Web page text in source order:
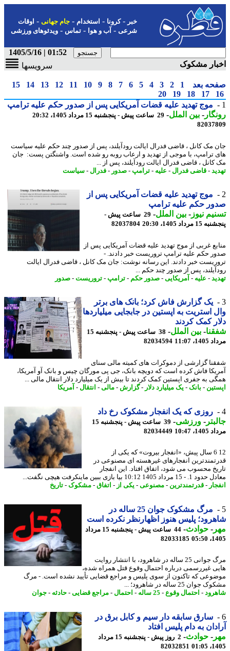
-کرونا-استخدام- جام جهانی-اوقات
شرعی-آب و هوا-تماس-ویدئوهای ورزشی
01:52 | 1405/5/16
مشکوک
سرویسها
بعد 1
2
3
4
5
6
7
8
9
10
11
12
13
14
15
17
18
19
20
موج تهدید علیه قضات آمریکایی پس از صدور حکم علیه ترامپ
-بین الملل-29 ساعت پیش - پنجشنبه 15 مرداد 1405، 20:32
مک کانل ، قاضی فدرال ایالت رودآیلند، پس از صدور چند حکم علیه سیاست
ترامپ، با موجی از تهدید و ارعاب روبه رو شده است. واشنگتن پست: جان
، قاضی فدرال ایالت رودآیلند، پس از ...
-قاضی فدرال- علیه -ترامپ -صدور-فدرال- سیاست
موج تهدید علیه قضات آمریکایی پس از
حکم علیه ترامپ
نیوز-بین الملل-
29 ساعت پیش -
1405، 20:30
82037804
غربی از موج تهدید علیه قضات آمریکایی پس از
حکم علیه ترامپ تروریست خبر دادند. -
خبر دادند. این رسانه نوشت: جان مک کانل ، قاضی فدرال ایالت
پس از صدور چند حکم ...
-علیه -آمریکایی-صدور حکم -ترامپ -تروریست-صدور
یک گزارش فاش کرد؛ بانک های برتر
استریت به اپستین در جابجایی میلیاردها
کمک کردند
-بین الملل-
38 ساعت پیش - پنجشنبه 15
11:07
82034594
گزارشی از دموکرات های کمیته مالی سنای
فاش کرده است که دویچه بانک، جی پی مورگان چیس و بانک آو آمریکا،
به جفری اپستین کمک کردند تا بیش از یک میلیارد دلار انتقال مالی ...
-بانک -یک میلیارد دلار-گزارش -مالی-انتقال-آمریکا
روزی که یک انفجار مشکوک رخ داد
-ورزشی-
39 ساعت پیش - پنجشنبه 15
10:47
82034449
12 6 سال پیش، «انفجار بیروت» که یکی از
انفجارهای غیرهسته ای مصنوعی در
محسوب می شود، اتفاق افتاد. این انفجار
1405 10:12 بیا بازی ببین ماینکرفت هیچی نگفت...
-قدرتمندترین- مصنوعی-یکی از-اتفاق-مشکوک-تاریخ
مرگ مشکوک جوان 25 ساله در
پلیس هنوز اظهارنظر نکرده است
-حوادث -
44 ساعت پیش - پنجشنبه 15 مرداد
82033185
مرگ جوانی 25 ساله در شاهرود، با انتشار روایت
غیررسمی درباره احتمال وقوع قتل همراه شده،
که تاکنون از سوی پلیس و مراجع قضایی تأیید نشده است. - مرگ
25 ساله در شاهرود؛ ...
- احتمال وقوع-25 ساله -احتمال-مراجع قضایی-حادثه-جوان
سارق سابقه دار سیم و کابل برق در
به دام پلیس افتاد
-حوادث -
2 روز پیش - پنجشنبه 15 مرداد
82032851